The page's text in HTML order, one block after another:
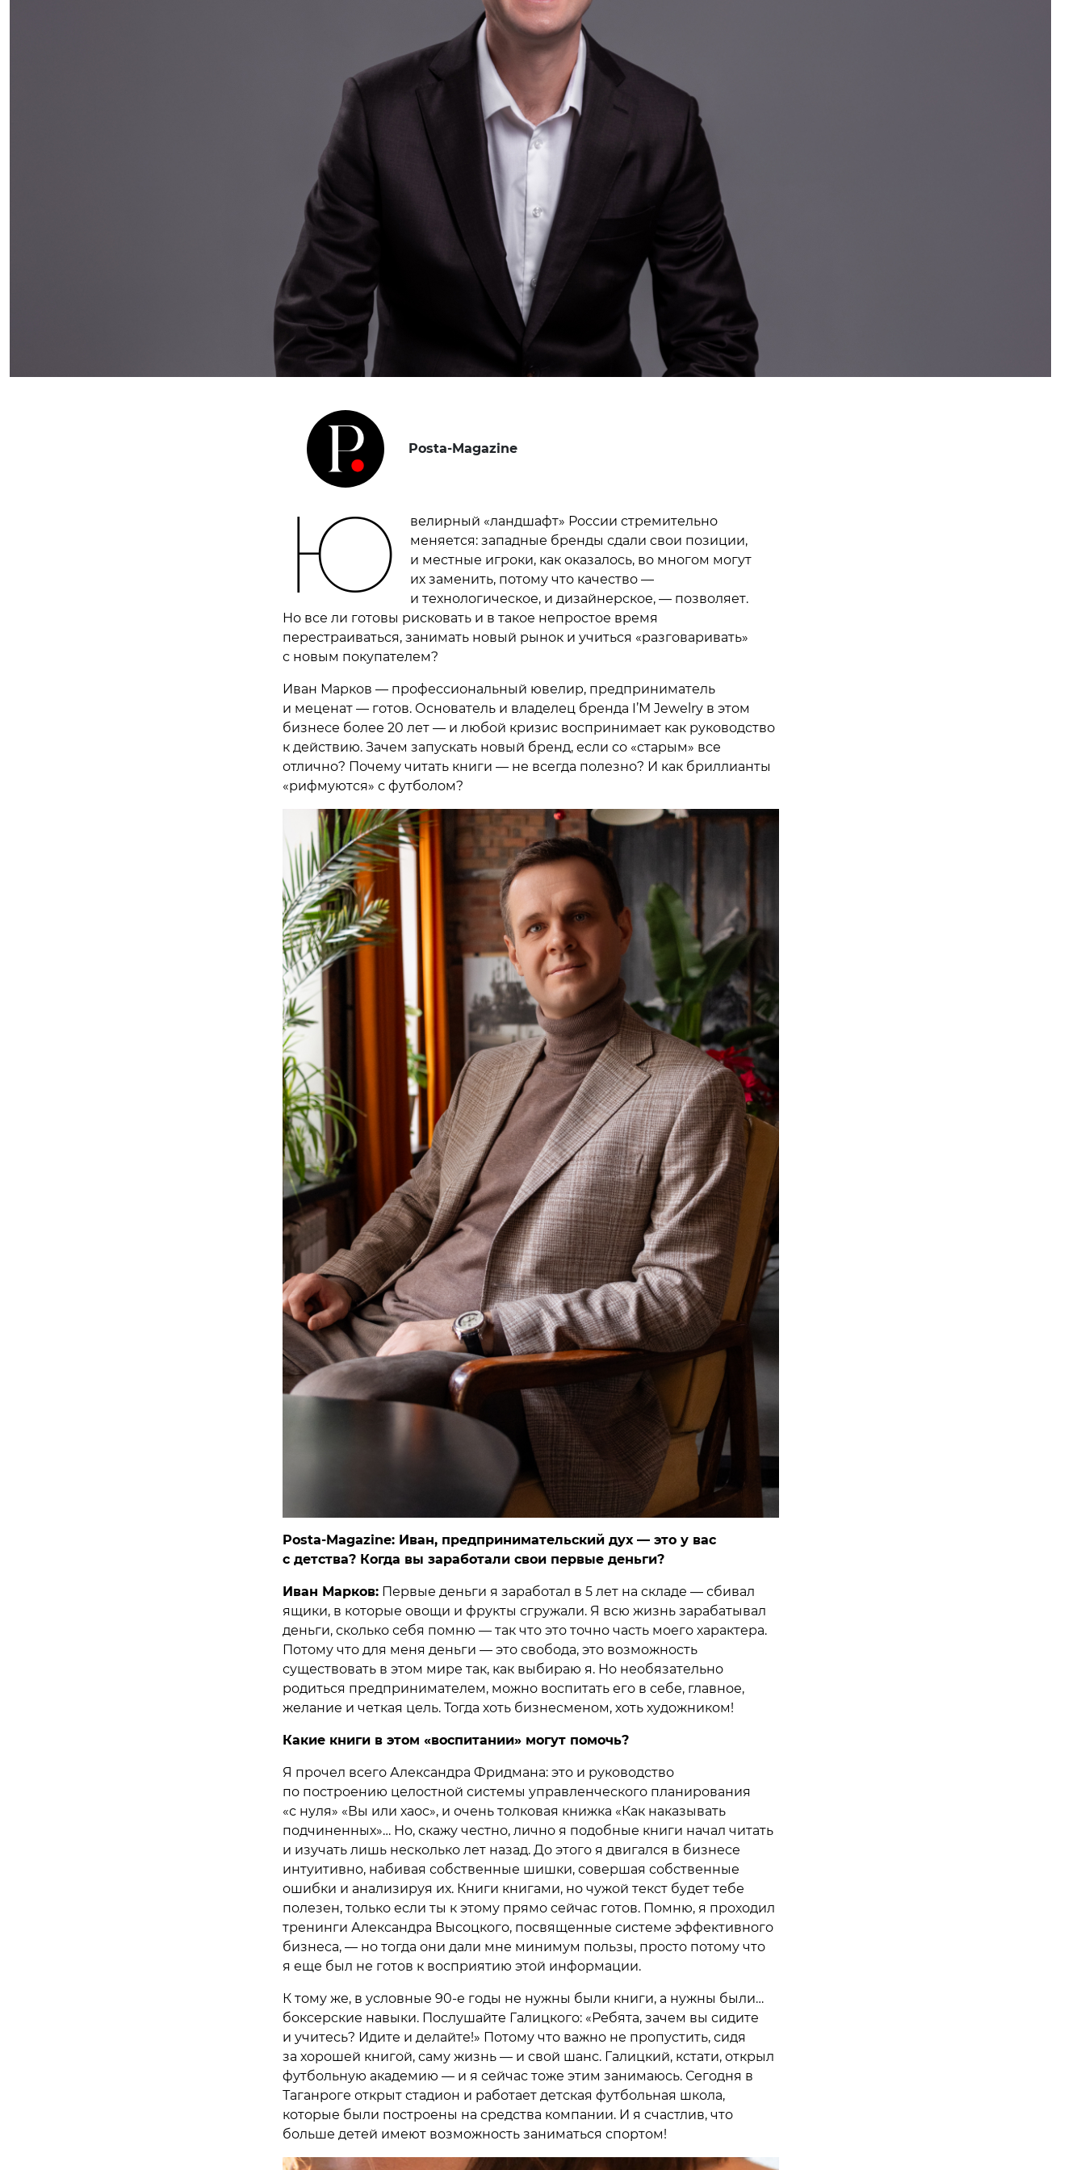
Posta-Magazine
Ю
велирный «ландшафт» России стремительно
меняется: западные бренды сдали свои позиции,
и местные игроки, как оказалось, во многом могут
их заменить, потому что качество —
и технологическое, и дизайнерское, — позволяет.
Но все ли готовы рисковать и в такое непростое время
перестраиваться, занимать новый рынок и учиться «разговаривать»
с новым покупателем?
Иван Марков — профессиональный ювелир, предприниматель
и меценат — готов. Основатель и владелец бренда I’M Jewelry в этом
бизнесе более 20 лет — и любой кризис воспринимает как руководство
к действию. Зачем запускать новый бренд, если со «старым» все
отлично? Почему читать книги — не всегда полезно? И как бриллианты
«рифмуются» с футболом?
Posta-Magazine: Иван, предпринимательский дух — это у вас
с детства? Когда вы заработали свои первые деньги?
Иван Марков:Первые деньги я заработал в 5 лет на складе — сбивал
ящики, в которые овощи и фрукты сгружали. Я всю жизнь зарабатывал
деньги, сколько себя помню — так что это точно часть моего характера.
Потому что для меня деньги — это свобода, это возможность
существовать в этом мире так, как выбираю я. Но необязательно
родиться предпринимателем, можно воспитать его в себе, главное,
желание и четкая цель. Тогда хоть бизнесменом, хоть художником!
Какие книги в этом «воспитании» могут помочь?
Я прочел всего Александра Фридмана: это и руководство
по построению целостной системы управленческого планирования
«с нуля» «Вы или хаос», и очень толковая книжка «Как наказывать
подчиненных»… Но, скажу честно, лично я подобные книги начал читать
и изучать лишь несколько лет назад. До этого я двигался в бизнесе
интуитивно, набивая собственные шишки, совершая собственные
ошибки и анализируя их. Книги книгами, но чужой текст будет тебе
полезен, только если ты к этому прямо сейчас готов. Помню, я проходил
тренинги Александра Высоцкого, посвященные системе эффективного
бизнеса, — но тогда они дали мне минимум пользы, просто потому что
я еще был не готов к восприятию этой информации.
К тому же, в условные 90-е годы не нужны были книги, а нужны были…
боксерские навыки. Послушайте Галицкого: «Ребята, зачем вы сидите
и учитесь? Идите и делайте!» Потому что важно не пропустить, сидя
за хорошей книгой, саму жизнь — и свой шанс. Галицкий, кстати, открыл
футбольную академию — и я сейчас тоже этим занимаюсь. Сегодня в
Таганроге открыт стадион и работает детская футбольная школа,
которые были построены на средства компании. И я счастлив, что
больше детей имеют возможность заниматься спортом!